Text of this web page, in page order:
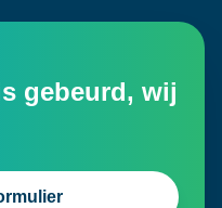
gebeurd, wij